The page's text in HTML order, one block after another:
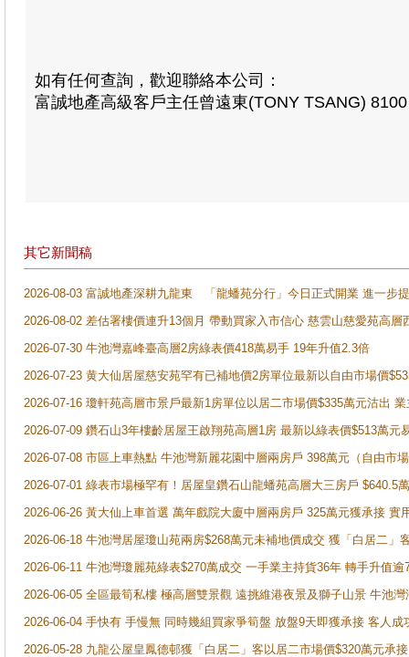
如有任何查詢，歡迎聯絡本公司：
富誠地產高級客戶主任曾遠東(TONY TSANG)
其它新聞稿
2026-08-03 富誠地產深耕九龍東 「龍蟠苑分行」今日正式開業 進一步
2026-08-02 差估署樓價連升13個月 帶動買家入市信心 慈雲山慈愛苑高層
2026-07-30 牛池灣嘉峰臺高層2房綠表價418萬易手 19年升值2.3倍
2026-07-23 黄大仙居屋慈安苑罕有已補地價2房單位最新以自由市場價
2026-07-16 瓊軒苑高層市景戶最新1房單位以居二市場價$335萬元沽出
2026-07-09 鑽石山3年樓齡居屋王啟翔苑高層1房 最新以綠表價$513萬元
2026-07-08 市區上車熱點 牛池灣新麗花園中層兩房戶 398萬元（自由市
2026-07-01 綠表市場極罕有！居屋皇鑽石山龍蟠苑高層大三房戶
2026-06-26 黃大仙上車首選 萬年戲院大廈中層兩房戶 325萬元獲承接 實
2026-06-18 牛池灣居屋瓊山苑兩房$268萬元未補地價成交 獲「白居二」
2026-06-11 牛池灣瓊麗苑綠表$270萬成交 一手業主持貨36年 轉手升值逾
2026-06-05 全區最筍私樓 極高層雙景觀 遠挑維港夜景及獅子山景 牛池
2026-06-04 手快有 手慢無 同時幾組買家爭筍盤 放盤9天即獲承接 客人
2026-05-28 九龍公屋皇鳳德邨獲「白居二」客以居二市場價$320萬元承接